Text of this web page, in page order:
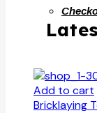
Add to cart
Bricklaying